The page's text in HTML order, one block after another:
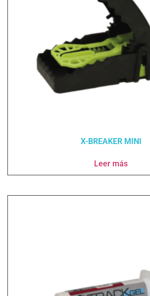
X-BREAKER MINI
Leer más